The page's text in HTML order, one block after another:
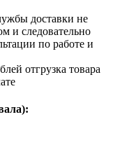
доставки не
и следовательно
по работе и
отгрузка товара